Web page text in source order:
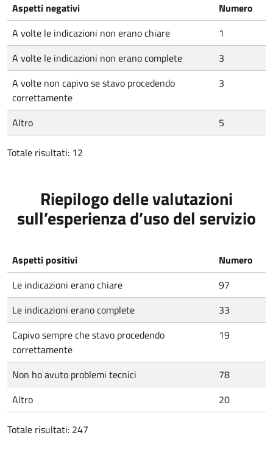
Aspetti negativi
Numero
A volte le indicazioni non erano chiare
1
A volte le indicazioni non erano complete
3
A volte non capivo se stavo procedendo
correttamente
3
Altro 5
Totale risultati: 12
Riepilogo delle valutazioni
sull’esperienza d’uso del servizio
Aspetti positivi
Numero
Le indicazioni erano chiare
97
Le indicazioni erano complete
33
Capivo sempre che stavo procedendo
correttamente
19
Non ho avuto problemi tecnici
78
Altro
20
Totale risultati: 247